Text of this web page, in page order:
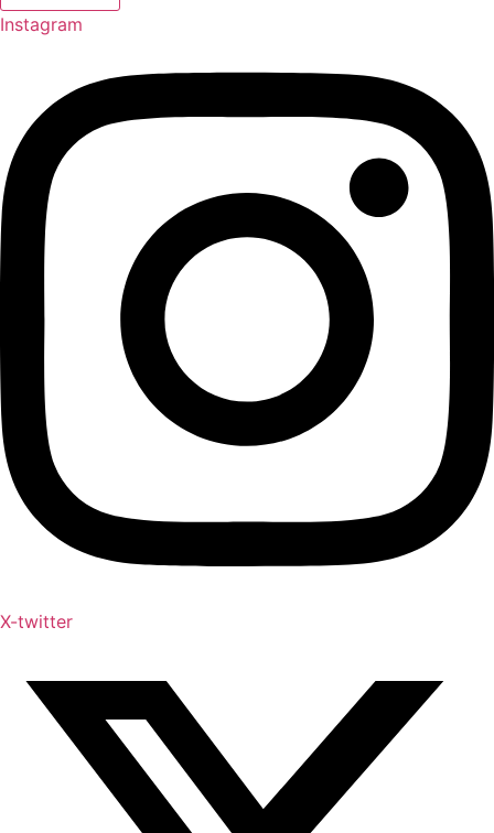
Instagram
X-twitter